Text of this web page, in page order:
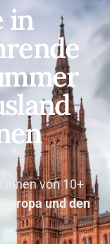
in
.
von 10+
und den